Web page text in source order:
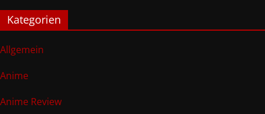
Kategorien
Allgemein
Anime
Anime Review